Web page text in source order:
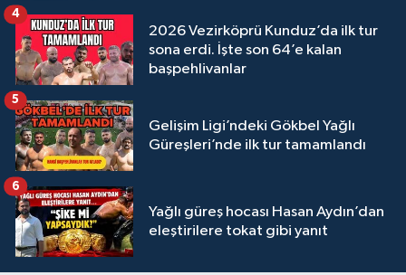
2026 Vezirköprü Kunduz’da ilk tur
sona erdi. İşte son 64’e kalan
başpehlivanlar
4
Gelişim Ligi’ndeki Gökbel Yağlı
Güreşleri’nde ilk tur tamamlandı
5
Yağlı güreş hocası Hasan Aydın’dan
eleştirilere tokat gibi yanıt
6